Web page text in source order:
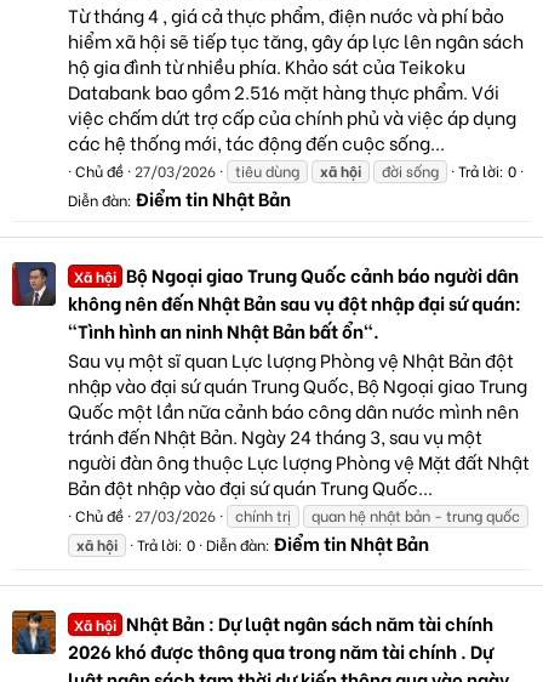
Từ tháng 4 , giá cả thực phẩm, điện nước và phí bảo
hiểm xã hội sẽ tiếp tục tăng, gây áp lực lên ngân sách
hộ gia đình từ nhiều phía. Khảo sát của Teikoku
Databank bao gồm 2.516 mặt hàng thực phẩm. Với
việc chấm dứt trợ cấp của chính phủ và việc áp dụng
các hệ thống mới, tác động đến cuộc sống...
Chủ đề 27/03/2026 tiêu dùng xãhội đời sống
Trả lời: 0
Diễn đàn: Điểm tin Nhật Bản
Xã hội Bộ Ngoại giao Trung Quốc cảnh báo người dân
không nên đến Nhật Bản sau vụ đột nhập đại sứ quán:
"Tình hình an ninh Nhật Bản bất ổn".
Sau vụ một sĩ quan Lực lượng Phòng vệ Nhật Bản đột
nhập vào đại sứ quán Trung Quốc, Bộ Ngoại giao Trung
Quốc một lần nữa cảnh báo công dân nước mình nên
tránh đến Nhật Bản. Ngày 24 tháng 3, sau vụ một
người đàn ông thuộc Lực lượng Phòng vệ Mặt đất Nhật
Bản đột nhập vào đại sứ quán Trung Quốc...
Chủ đề 27/03/2026 chính trị
quan hệ nhật bản - trung quốc
xãhội Trả lời: 0 Diễn đàn: Điểm tin Nhật Bản
Xã hội Nhật Bản : Dự luật ngân sách năm tài chính
2026 khó được thông qua trong năm tài chính . Dự